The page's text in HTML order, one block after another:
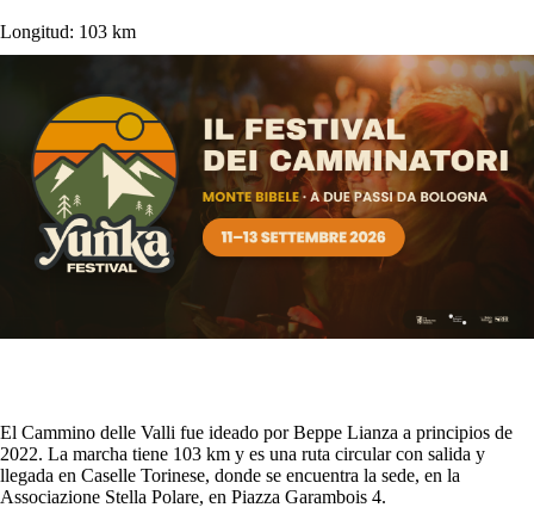
Longitud: 103 km
El Cammino delle Valli fue ideado por Beppe Lianza a principios de
2022. La marcha tiene 103 km y es una ruta circular con salida y
llegada en Caselle Torinese, donde se encuentra la sede, en la
Associazione Stella Polare, en Piazza Garambois 4.